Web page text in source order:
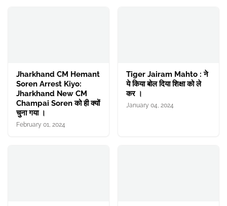
Jharkhand CM Hemant
Soren Arrest Kiyo:
Jharkhand New CM
Champai Soren को ही क्यों
चुना गया ।
February 01, 2024
Tiger Jairam Mahto : ने
ये किया बोल दिया शिक्षा को ले
कर ।
January 04, 2024